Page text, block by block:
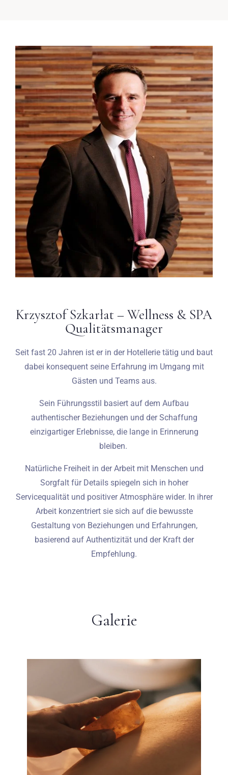
Krzysztof Szkarłat – Wellness & SPA
Qualitätsmanager
Seit fast 20 Jahren ist er in der Hotellerie tätig und baut
dabei konsequent seine Erfahrung im Umgang mit
Gästen und Teams aus.
Sein Führungsstil basiert auf dem Aufbau
authentischer Beziehungen und der Schaffung
einzigartiger Erlebnisse, die lange in Erinnerung
bleiben.
Natürliche Freiheit in der Arbeit mit Menschen und
Sorgfalt für Details spiegeln sich in hoher
Servicequalität und positiver Atmosphäre wider. In ihrer
Arbeit konzentriert sie sich auf die bewusste
Gestaltung von Beziehungen und Erfahrungen,
basierend auf Authentizität und der Kraft der
Empfehlung.
Galerie
Abreise
Erwachsene
1
Kinder
0
SUCHE